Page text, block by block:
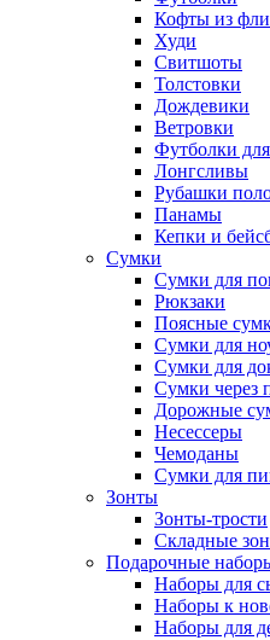
Кофты из
Худи
Свитшоты
Толстовки
Дождевики
Ветровки
Футболки
Лонгсливы
Рубашки
Панамы
Кепки и
Сумки
Сумки для
Рюкзаки
Поясные
Сумки для
Сумки для
Сумки через
Дорожные
Несессеры
Чемоданы
Сумки для
Зонты
Зонты-трости
Складные
Подарочные
Наборы для
Наборы к
Наборы для